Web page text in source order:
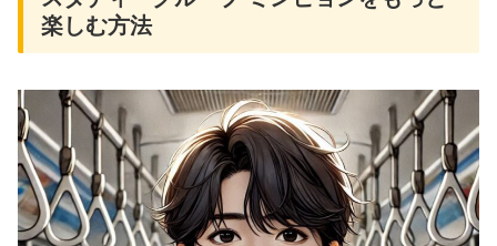
楽しむ方法